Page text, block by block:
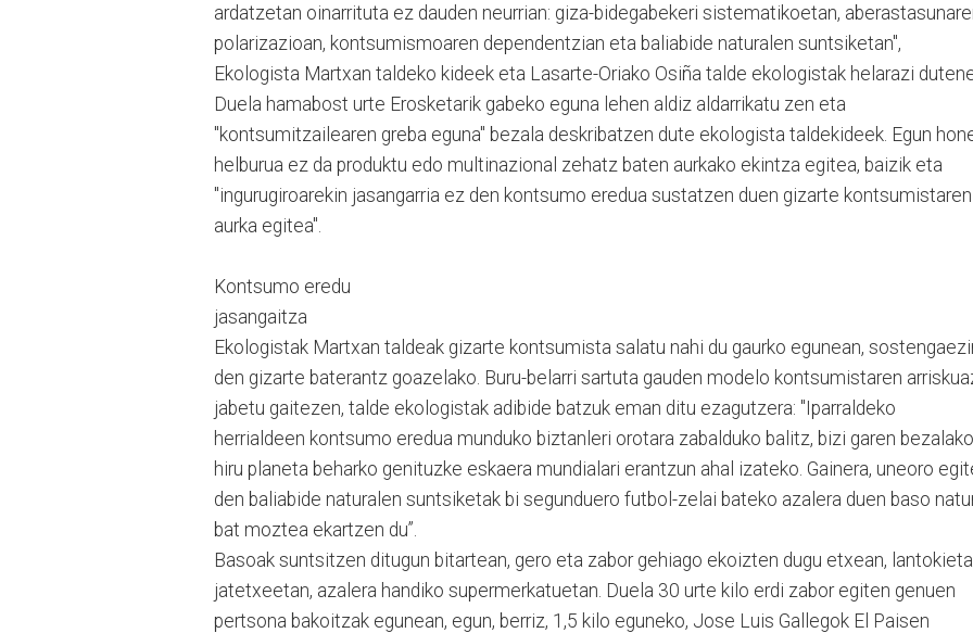
ardatzetan oinarrituta ez dauden neurrian: giza-bidegabekeri sistematikoetan,
polarizazioan, kontsumismoaren dependentzian eta baliabide naturalen suntsiketan",
Ekologista Martxan taldeko kideek eta Lasarte-Oriako Osiña talde ekologistak helarazi
Duela hamabost urte Erosketarik gabeko eguna lehen aldiz aldarrikatu zen eta
"kontsumitzailearen greba eguna" bezala deskribatzen dute ekologista taldekideek. Egun
helburua ez da produktu edo multinazional zehatz baten aurkako ekintza egitea, baizik eta
"ingurugiroarekin jasangarria ez den kontsumo eredua sustatzen duen gizarte kontsumistaren
aurka egitea".
Kontsumo eredu
jasangaitza
Ekologistak Martxan taldeak gizarte kontsumista salatu nahi du gaurko egunean,
den gizarte baterantz goazelako. Buru-belarri sartuta gauden modelo kontsumistaren
jabetu gaitezen, talde ekologistak adibide batzuk eman ditu ezagutzera: "Iparraldeko
herrialdeen kontsumo eredua munduko biztanleri orotara zabalduko balitz, bizi garen bezalako
hiru planeta beharko genituzke eskaera mundialari erantzun ahal izateko. Gainera, uneoro
den baliabide naturalen suntsiketak bi segunduero futbol-zelai bateko azalera duen baso
bat moztea ekartzen du”.
Basoak suntsitzen ditugun bitartean, gero eta zabor gehiago ekoizten dugu etxean,
jatetxeetan, azalera handiko supermerkatuetan. Duela 30 urte kilo erdi zabor egiten genuen
pertsona bakoitzak egunean, egun, berriz, 1,5 kilo eguneko, Jose Luis Gallegok El Paisen